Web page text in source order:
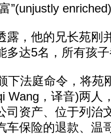
”(unjustly
，他的兄长苑刚
多达5名，所有孩
法庭命令，将苑
Wang，译音)两人
司资产、位于列治
车保险的退款、温